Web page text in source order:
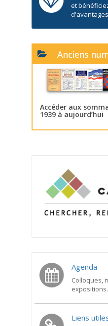
et
Anciens
Accéder aux
1939 à aujourd’hui
Agenda
Colloques,
Liens